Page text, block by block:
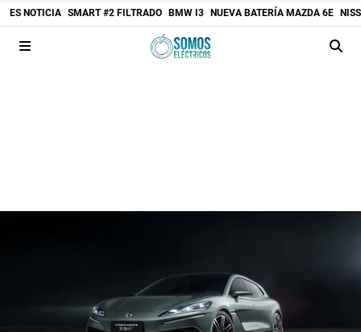
ES NOTICIA SMART #2 FILTRADO BMW I3 NUEVA BATERÍA MAZDA 6E